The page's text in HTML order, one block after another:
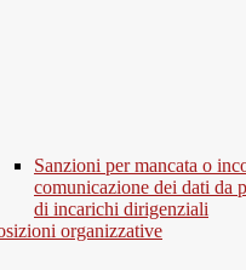
Sanzioni per mancata o
comunicazione dei dati da
di incarichi dirigenziali
organizzative